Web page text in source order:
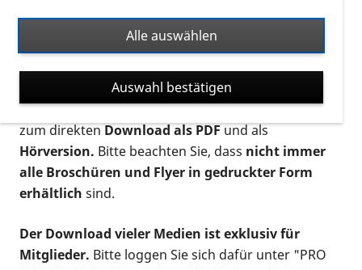
Ort. Nutzen Sie den Formatfilter, um ausschließlich
nach Flyern und Broschüren, Audios oder Videos zu
suchen. Die meisten Flyer und Broschüren werden in
verschiedenen Formaten angeboten: zur
postalischen Bestellung als gedruckte Variante
zum direktenDownload als PDFund als
Hörversion. Bitte beachten Sie, dass nicht immer
alle Broschüren und Flyer in gedruckter Form
erhältlich sind.
Der Download vieler Medien ist exklusiv für
Mitglieder. Bitte loggen Sie sich dafür unter "PRO
Alle auswählen
Auswahl bestätigen